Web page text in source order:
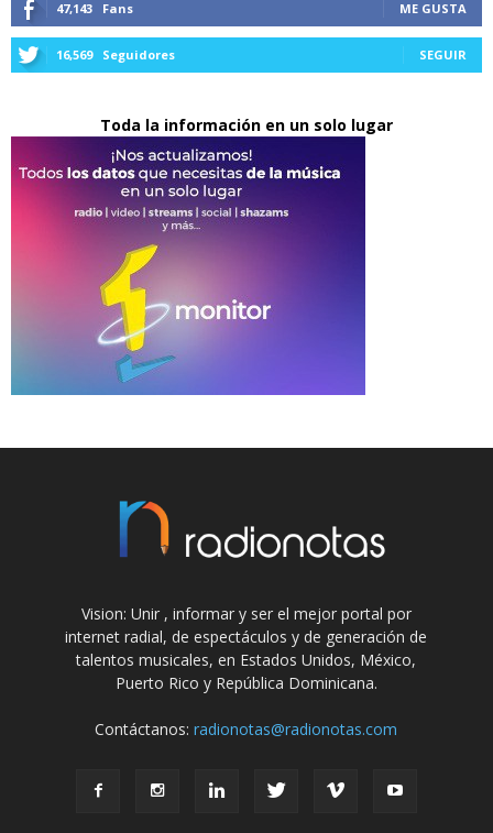
47,143 Fans ME GUSTA
16,569 Seguidores SEGUIR
Toda la información en un solo lugar
Vision: Unir , informar y ser el mejor portal por
internet radial, de espectáculos y de generación de
talentos musicales, en Estados Unidos, México,
Puerto Rico y República Dominicana.
Contáctanos:radionotas@radionotas.com